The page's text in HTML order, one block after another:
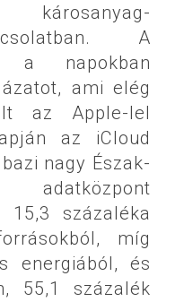
A
a napokban
ami elég
az Apple-lel
az iCloud
nagy Észak-
15,3 százaléka
míg
energiából, és
55,1 százalék